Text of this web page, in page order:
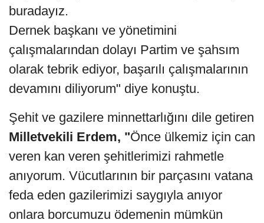
buradayız.
Dernek başkanı ve yönetimini
çalışmalarından dolayı Partim ve şahsım
olarak tebrik ediyor, başarılı çalışmalarının
devamını diliyorum" diye konuştu.
Şehit ve gazilere minnettarlığını dile getiren
Milletvekili Erdem, "Önce ülkemiz için can
veren kan veren şehitlerimizi rahmetle
anıyorum. Vücutlarının bir parçasını vatana
feda eden gazilerimizi saygıyla anıyor
onlara borcumuzu ödemenin mümkün